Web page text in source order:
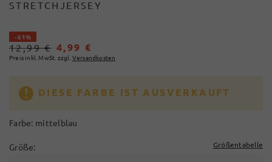
STRETCHJERSEY
- 61%
12,99 € 4,99 €
Preis inkl. MwSt. zzgl. Versandkosten
DIESE FARBE IST AUSVERKAUFT
Farbe: mittelblau
Größe: Größentabelle